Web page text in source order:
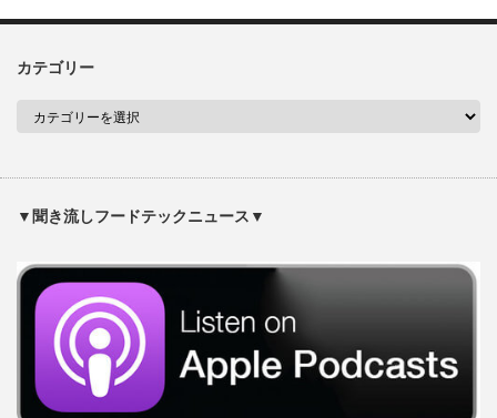
カテゴリー
▼聞き流しフードテックニュース▼